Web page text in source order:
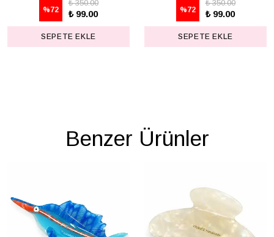
%72
₺ 350.00
₺ 99.00
SEPETE EKLE
%72
₺ 350.00
₺ 99.00
SEPETE EKLE
Benzer Ürünler